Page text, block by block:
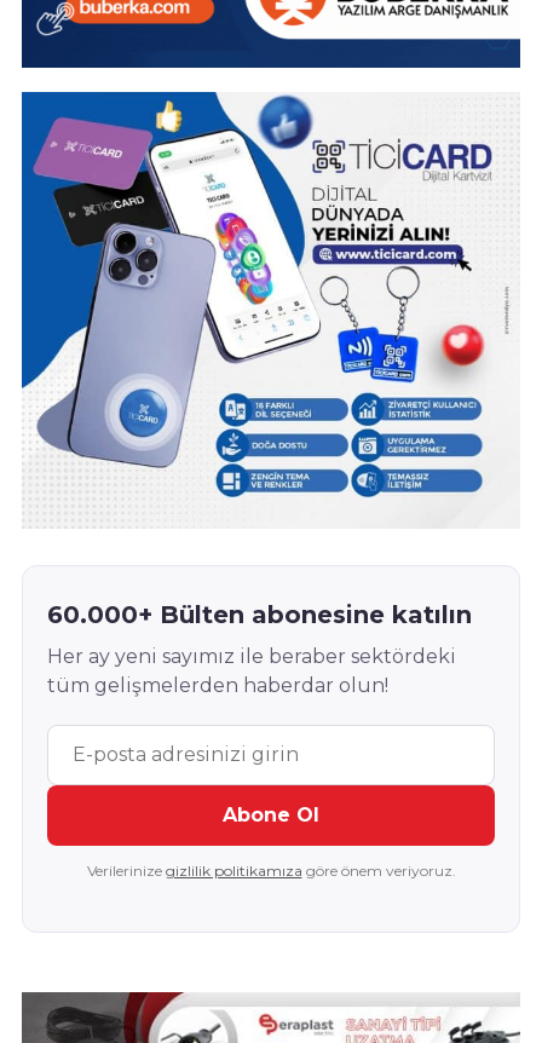
60.000+ Bülten abonesine katılın
Her ay yeni sayımız ile beraber sektördeki
tüm gelişmelerden haberdar olun!
Abone Ol
Verilerinize gizlilik politikamıza göre önem veriyoruz.